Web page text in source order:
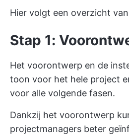
Hier volgt een overzicht
Stap 1:
Het voorontwerp en de
toon voor het hele project
voor alle volgende fasen.
Dankzij het voorontwerp
projectmanagers beter